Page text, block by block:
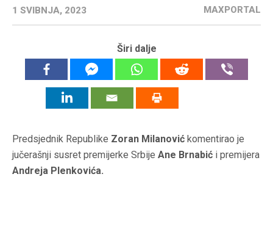
1 SVIBNJA, 2023 MAXPORTAL
Širi dalje
Predsjednik Republike Zoran Milanović komentirao je
jučerašnji susret premijerke Srbije Ane Brnabić i premijera
Andreja Plenkovića.